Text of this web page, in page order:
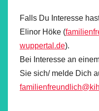
Falls Du Interesse
Elinor Höke (
wuppertal.de).
Bei Interesse an
Sie sich/ melde Dich